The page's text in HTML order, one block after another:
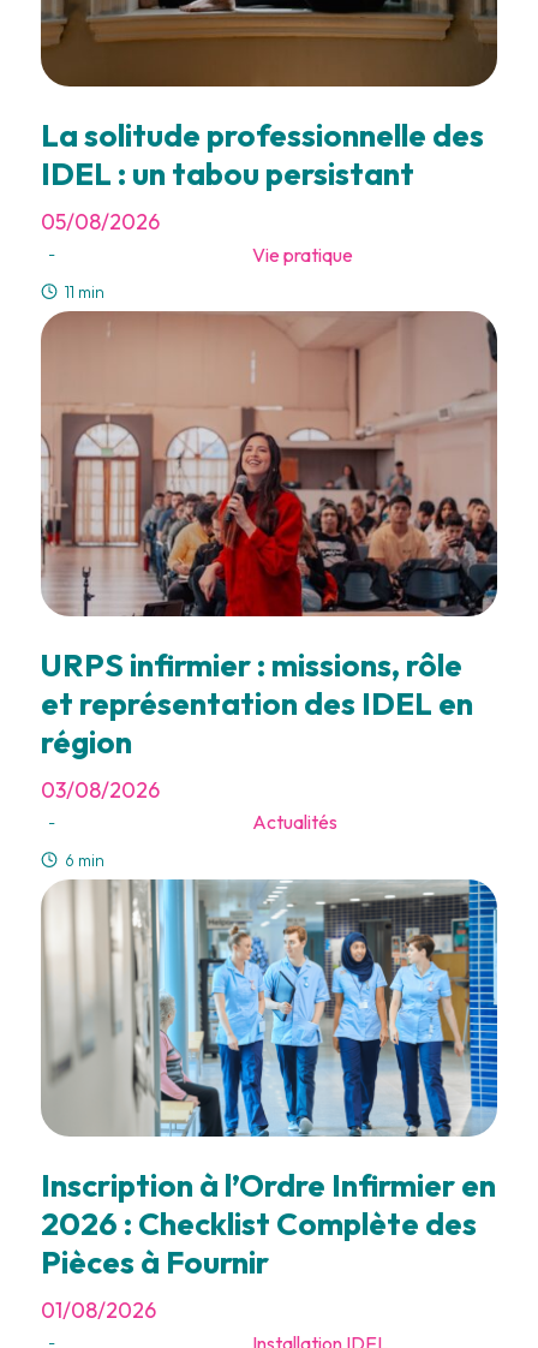
La solitude professionnelle des
IDEL : un tabou persistant
05/08/2026
- Vie pratique
11 min
URPS infirmier : missions, rôle
et représentation des IDEL en
région
03/08/2026
- Actualités
6 min
Inscription à l’Ordre Infirmier en
2026 : Checklist Complète des
Pièces à Fournir
01/08/2026
- Installation IDEL